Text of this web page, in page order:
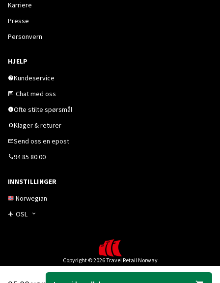
Karriere
Presse
Personvern
HJELP
Kundeservice
Chat med oss
Ofte stilte spørsmål
Klager & returer
Send oss en epost
94 85 80 00
INNSTILLINGER
Norwegian
OSL
Copyright © 2026 Travel Retail Norway